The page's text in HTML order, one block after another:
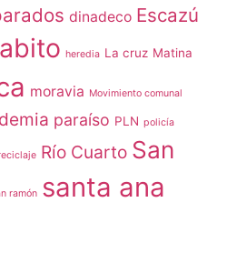
dinadeco Escazú
heredia La cruz Matina
moravia Movimiento comunal
paraíso PLN policía
Río Cuarto San
ramón santa ana